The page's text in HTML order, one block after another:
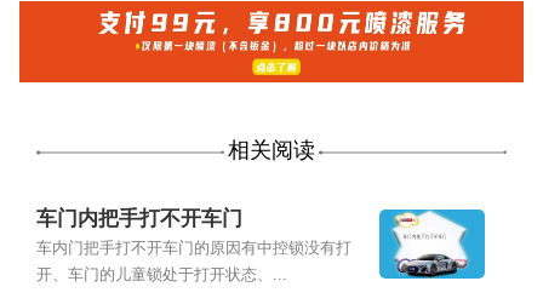
相关阅读
车门内把手打不开车门
车内门把手打不开车门的原因有中控锁没有打
开、车门的儿童锁处于打开状态、...